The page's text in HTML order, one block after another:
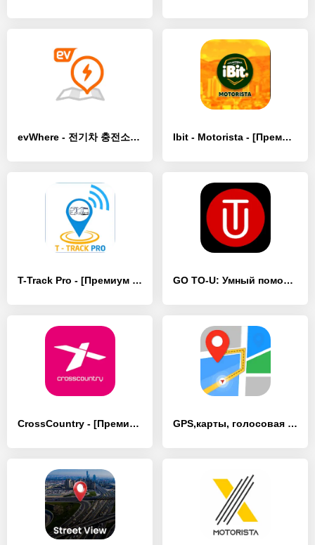
evWhere - 전기차 충전소 통합 검색 서비스 - [Премиум версия] Ibit - Motorista - [Премиум версия]
T-Track Pro - [Премиум версия] GO TO-U: Умный помощник для EV - [Премиум версия]
CrossCountry - [Премиум версия] GPS,карты, голосовая навигация - [Премиум версия]